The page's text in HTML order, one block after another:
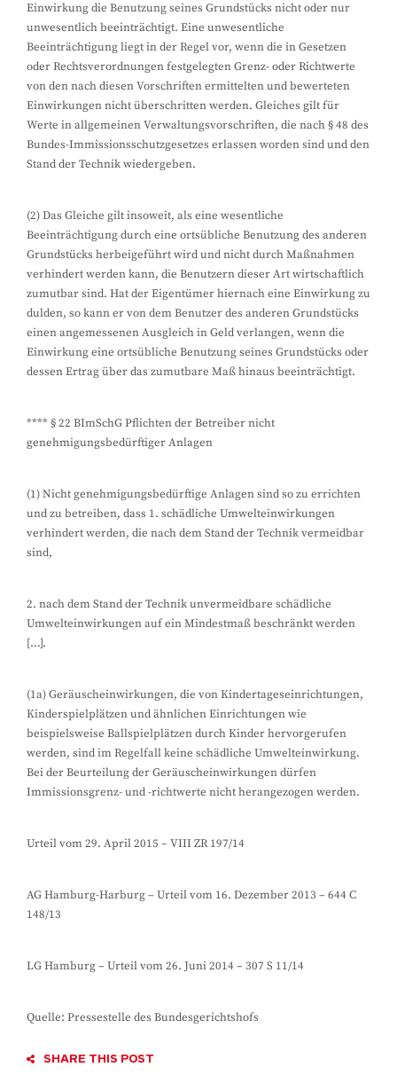
Einwirkung die Benutzung seines Grundstücks nicht oder nur
unwesentlich beeinträchtigt. Eine unwesentliche
Beeinträchtigung liegt in der Regel vor, wenn die in Gesetzen
oder Rechtsverordnungen festgelegten Grenz- oder Richtwerte
von den nach diesen Vorschriften ermittelten und bewerteten
Einwirkungen nicht überschritten werden. Gleiches gilt für
Werte in allgemeinen Verwaltungsvorschriften, die nach § 48 des
Bundes-Immissionsschutzgesetzes erlassen worden sind und den
Stand der Technik wiedergeben.
(2) Das Gleiche gilt insoweit, als eine wesentliche
Beeinträchtigung durch eine ortsübliche Benutzung des anderen
Grundstücks herbeigeführt wird und nicht durch Maßnahmen
verhindert werden kann, die Benutzern dieser Art wirtschaftlich
zumutbar sind. Hat der Eigentümer hiernach eine Einwirkung zu
dulden, so kann er von dem Benutzer des anderen Grundstücks
einen angemessenen Ausgleich in Geld verlangen, wenn die
Einwirkung eine ortsübliche Benutzung seines Grundstücks oder
dessen Ertrag über das zumutbare Maß hinaus beeinträchtigt.
**** § 22 BImSchG Pflichten der Betreiber nicht
genehmigungsbedürftiger Anlagen
(1) Nicht genehmigungsbedürftige Anlagen sind so zu errichten
und zu betreiben, dass 1. schädliche Umwelteinwirkungen
verhindert werden, die nach dem Stand der Technik vermeidbar
sind,
2. nach dem Stand der Technik unvermeidbare schädliche
Umwelteinwirkungen auf ein Mindestmaß beschränkt werden
[…].
(1a) Geräuscheinwirkungen, die von Kindertageseinrichtungen,
Kinderspielplätzen und ähnlichen Einrichtungen wie
beispielsweise Ballspielplätzen durch Kinder hervorgerufen
werden, sind im Regelfall keine schädliche Umwelteinwirkung.
Bei der Beurteilung der Geräuscheinwirkungen dürfen
Immissionsgrenz- und -richtwerte nicht herangezogen werden.
Urteil vom 29. April 2015 – VIII ZR 197/14
AG Hamburg-Harburg – Urteil vom 16. Dezember 2013 – 644 C
148/13
LG Hamburg – Urteil vom 26. Juni 2014 – 307 S 11/14
Quelle: Pressestelle des Bundesgerichtshofs
SHARE THIS POST